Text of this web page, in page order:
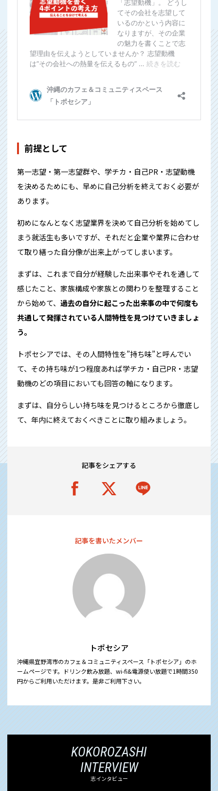
KOKOROZASHI
INTERVIEW
志インタビュー
前提として
第一志望・第一志望群や、学チカ・自己PR・志望動機
を決めるためにも、早めに自己分析を終えておく必要が
あります。
初めになんとなく志望業界を決めて自己分析を始めてし
まう就活生も多いですが、それだと企業や業界に合わせ
て取り繕った自分像が出来上がってしまいます。
まずは、これまで自分が経験した出来事やそれを通して
感じたこと、家族構成や家族との関わりを整理すること
から始めて、 過去の自分に起こった出来事の中で何度も
共通して発揮されている人間特性を見つけていきましょ
う。
トポセシアでは、その人間特性を”持ち味”と呼んでい
て、その持ち味が1つ程度あれば学チカ・自己PR・志望
動機のどの項目においても回答の軸になります。
まずは、自分らしい持ち味を見つけるところから徹底し
て、年内に終えておくべきことに取り組みましょう。
記事をシェアする
記事を書いたメンバー
トポセシア
沖縄県宜野湾市のカフェ＆コミュニティスペース「トポセシア」のホ
ームページです。ドリンク飲み放題、wi-fi&電源使い放題で1時間350
円からご利用いただけます。是非ご利用下さい。